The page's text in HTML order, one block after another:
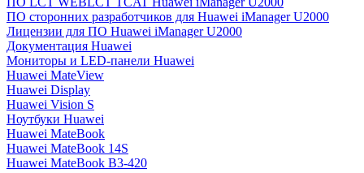
ПО сторонних разработчиков для Huawei iManager U2000
Лицензии для ПО Huawei iManager U2000
Документация Huawei
Мониторы и LED-панели Huawei
Huawei MateView
Huawei Display
Huawei Vision S
Ноутбуки Huawei
Huawei MateBook
Huawei MateBook 14S
Huawei MateBook B3-420